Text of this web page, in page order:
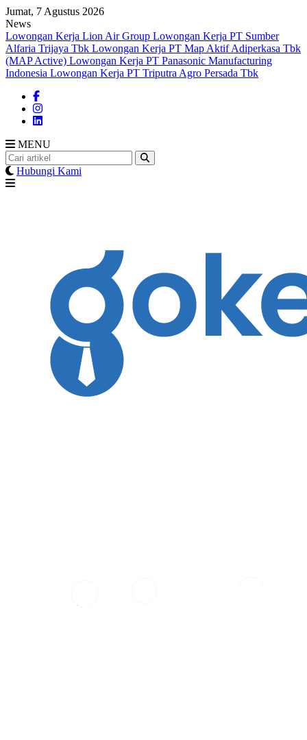
Skip
to
content
Jumat, 7 Agustus 2026
News
Lowongan Kerja Lion Air Group Lowongan Kerja PT Sumber
Alfaria Trijaya Tbk Lowongan Kerja PT Map Aktif Adiperkasa Tbk
(MAP Active) Lowongan Kerja PT Panasonic Manufacturing
Indonesia Lowongan Kerja PT Triputra Agro Persada Tbk
MENU
Hubungi Kami